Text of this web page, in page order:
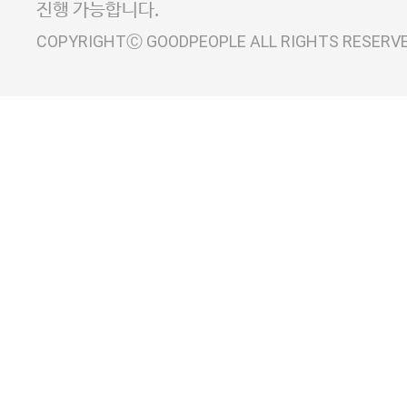
진행 가능합니다.
COPYRIGHTⒸ GOODPEOPLE ALL RIGHTS